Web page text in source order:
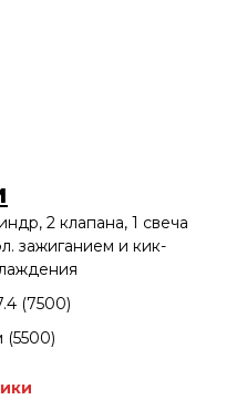
2 клапана, 1 свеча
зажиганием и кик-
(7500)
(5500)